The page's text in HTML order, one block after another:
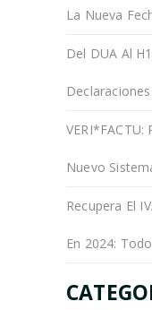
La Nueva
Del DUA Al
VERI*FACTU:
Nuevo
Recupera El
En 2024: